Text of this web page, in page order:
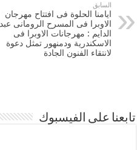
السابق
ايامنا الحلوة فى افتتاح مهرجان
الاوبرا فى المسرح الرومانى عبد
الدايم : مهرجانات الاوبرا فى
الاسكندرية ودمنهور تمثل دعوة
لانتقاء الفنون الجادة
تابعنا على الفيسبوك